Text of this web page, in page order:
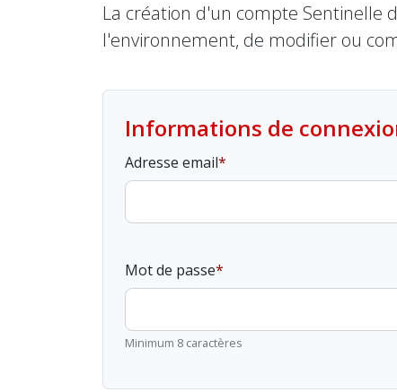
La création d'un compte Sentinelle
l'environnement, de modifier ou
Informations de
Adresse email
Mot de passe
Minimum 8 caractères